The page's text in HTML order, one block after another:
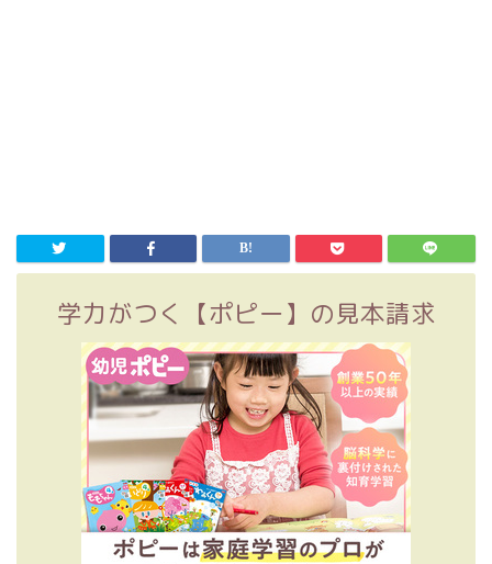
学力がつく【ポピー】の見本請求